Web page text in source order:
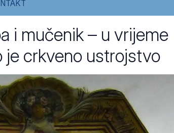
i mučenik – u vrijeme
je crkveno ustrojstvo